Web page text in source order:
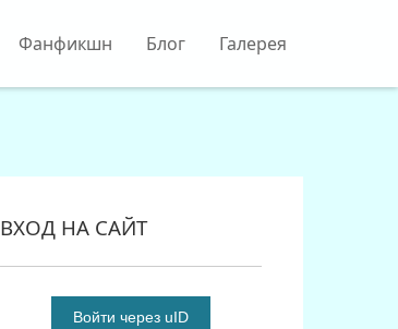
Фанфикшн Блог Галерея
ВХОД НА САЙТ
Войти через uID